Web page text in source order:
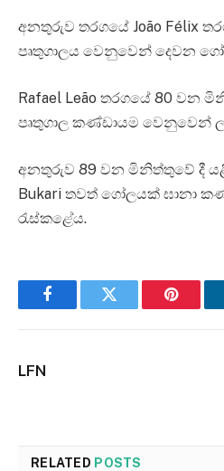
අනතුරුව තරගයේ João Félix
පෘතුගාලය වෙනුවෙන් දෙවන
Rafael Leão තරගයේ 80 වන
පෘතුගාල කණ්ඩායම වෙනුවෙන්
අනතුරුව 89 වන මිනිත්තුවේ දී යළි
Bukari තවත් ගෝලයක් ඝානා
රැස්කළේය.
FacebookTwitter
LFN
RELATED POSTS